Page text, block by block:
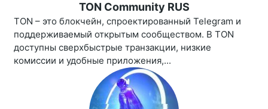
TON Community RUS
TON – это блокчейн, спроектированный Telegram и
поддерживаемый открытым сообществом. В TON
доступны сверхбыстрые транзакции, низкие
комиссии и удобные приложения,...